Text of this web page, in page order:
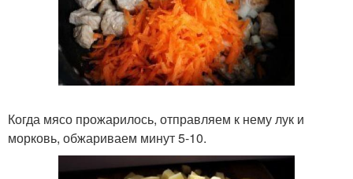
Когда мясо прожарилось, отправляем к нему лук и
морковь, обжариваем минут 5-10.